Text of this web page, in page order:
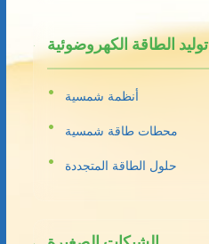
توليد الطاقة الكهروضوئية
أنظمة شمسية
محطات طاقة شمسية
حلول الطاقة المتجددة